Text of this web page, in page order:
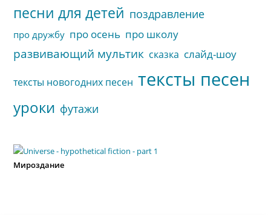
песни для детей поздравление
про дружбу про осень про школу
развивающий мультик сказка слайд-шоу
тексты новогодних песен тексты песен
уроки футажи
Мироздание